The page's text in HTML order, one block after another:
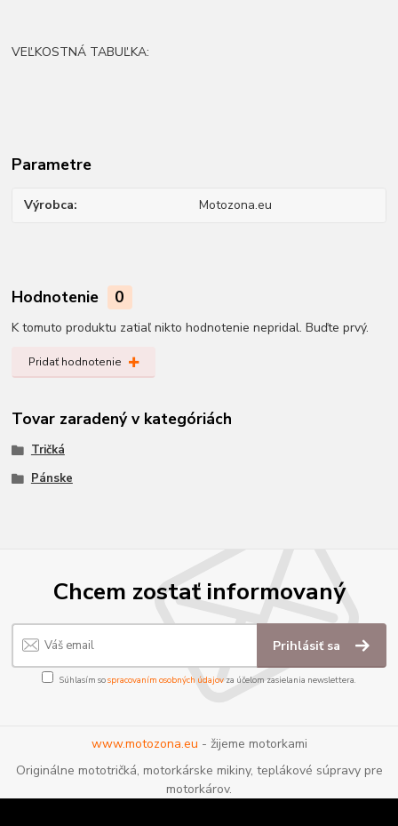
VEĽKOSTNÁ TABUĽKA:
Parametre
Výrobca Motozona.eu
Hodnotenie 0
K tomuto produktu zatiaľ nikto hodnotenie nepridal. Buďte prvý.
Pridať hodnotenie
Tovar zaradený v kategóriách
Tričká
Pánske
Chcem zostať informovaný
Prihlásiť sa
Súhlasím sospracovaním osobných údajov za účelom zasielania newslettera.
www.motozona.eu - žijeme motorkami
Originálne mototričká, motorkárske mikiny, teplákové súpravy pre
motorkárov.